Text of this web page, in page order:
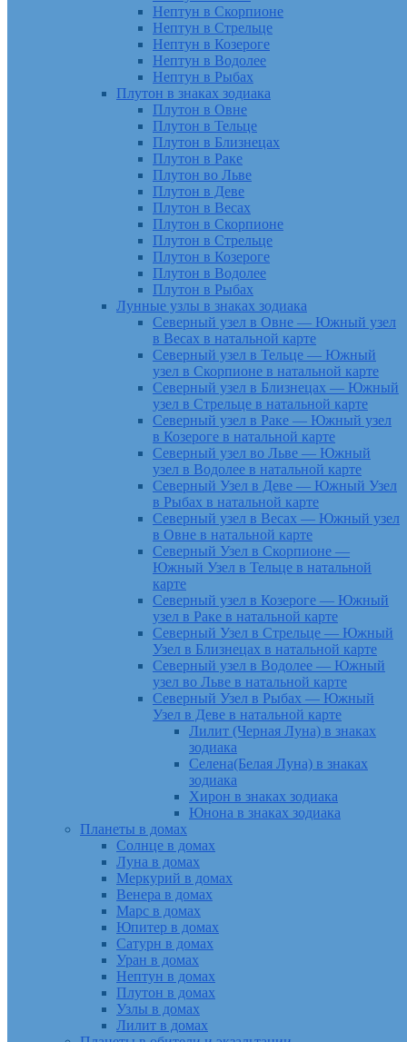
Нептун в Скорпионе
Нептун в Стрельце
Нептун в Козероге
Нептун в Водолее
Нептун в Рыбах
Плутон в знаках зодиака
Плутон в Овне
Плутон в Тельце
Плутон в Близнецах
Плутон в Раке
Плутон во Льве
Плутон в Деве
Плутон в Весах
Плутон в Скорпионе
Плутон в Стрельце
Плутон в Козероге
Плутон в Водолее
Плутон в Рыбах
Лунные узлы в знаках зодиака
Северный узел в Овне — Южный узел
в Весах в натальной карте
Северный узел в Тельце — Южный
узел в Скорпионе в натальной карте
Северный узел в Близнецах — Южный
узел в Стрельце в натальной карте
Северный узел в Раке — Южный узел
в Козероге в натальной карте
Северный узел во Льве — Южный
узел в Водолее в натальной карте
Северный Узел в Деве — Южный Узел
в Рыбах в натальной карте
Северный узел в Весах — Южный узел
в Овне в натальной карте
Северный Узел в Скорпионе —
Южный Узел в Тельце в натальной
карте
Северный узел в Козероге — Южный
узел в Раке в натальной карте
Северный Узел в Стрельце — Южный
Узел в Близнецах в натальной карте
Северный узел в Водолее — Южный
узел во Льве в натальной карте
Северный Узел в Рыбах — Южный
Узел в Деве в натальной карте
Лилит (Черная Луна) в знаках
зодиака
Селена(Белая Луна) в знаках
зодиака
Хирон в знаках зодиака
Юнона в знаках зодиака
Планеты в домах
Солнце в домах
Луна в домах
Меркурий в домах
Венера в домах
Марс в домах
Юпитер в домах
Сатурн в домах
Уран в домах
Нептун в домах
Плутон в домах
Узлы в домах
Лилит в домах